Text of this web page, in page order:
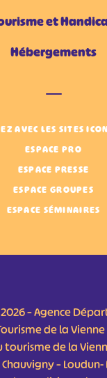
et
Hébergements
AVEC LES SITES
ESPACE PRO
ESPACE PRESSE
ESPACE GROUPES
ESPACE SÉMINAIRES
– Agence
de la Vienne
tourisme de la
–